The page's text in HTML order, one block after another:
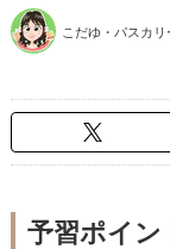
こだゆ・パスカリ
予習ポイ